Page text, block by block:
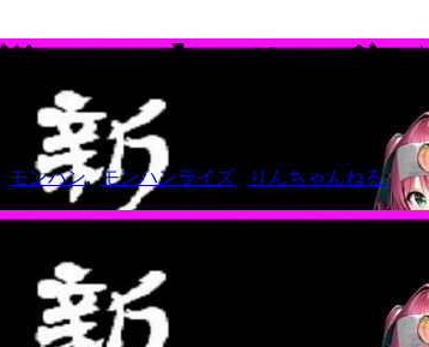
/ #SFC 】シリーズ
モンハン,モンハンライズ りんちゃんねる